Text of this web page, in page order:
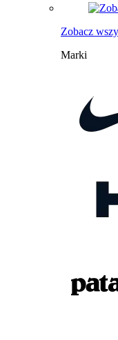
Zobacz
Marki